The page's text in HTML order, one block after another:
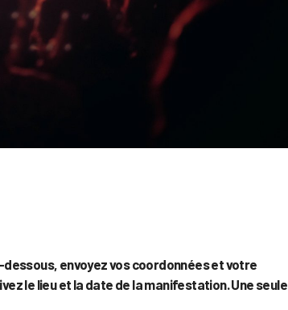
envoyez vos coordonnées et votre
le lieu et la date de la manifestation.Une seule